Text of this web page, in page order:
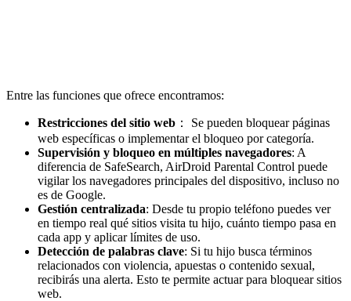
Entre las funciones que ofrece encontramos:
Restricciones del sitio web ： Se pueden bloquear páginas
web específicas o implementar el bloqueo por categoría.
Supervisión y bloqueo en múltiples navegadores: A
diferencia de SafeSearch, AirDroid Parental Control puede
vigilar los navegadores principales del dispositivo, incluso no
es de Google.
Gestión centralizada: Desde tu propio teléfono puedes ver
en tiempo real qué sitios visita tu hijo, cuánto tiempo pasa en
cada app y aplicar límites de uso.
Detección de palabras clave: Si tu hijo busca términos
relacionados con violencia, apuestas o contenido sexual,
recibirás una alerta. Esto te permite actuar para bloquear sitios
web.